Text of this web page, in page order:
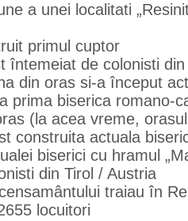
a unei localitati
primul cuptor
întemeiat de colonisti din
din oras si-a început
prima biserica romano-
(la acea vreme,
construita actuala
biserici cu hramul
din Tirol / Austria
traiau în
locuitori